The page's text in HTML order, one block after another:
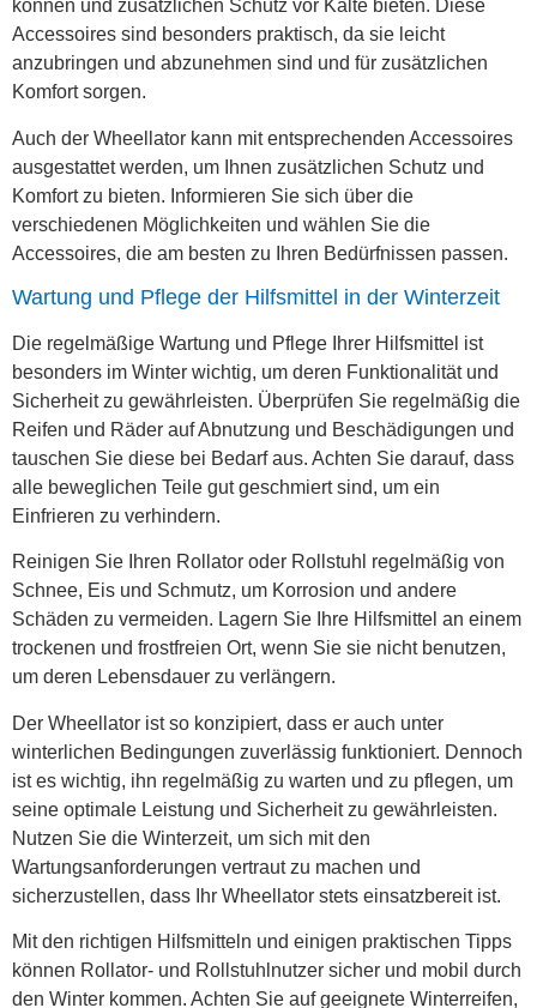
können und zusätzlichen Schutz vor Kälte bieten. Diese
Accessoires sind besonders praktisch, da sie leicht
anzubringen und abzunehmen sind und für zusätzlichen
Komfort sorgen.
Auch der Wheellator kann mit entsprechenden Accessoires
ausgestattet werden, um Ihnen zusätzlichen Schutz und
Komfort zu bieten. Informieren Sie sich über die
verschiedenen Möglichkeiten und wählen Sie die
Accessoires, die am besten zu Ihren Bedürfnissen passen.
Wartung und Pflege der Hilfsmittel in der Winterzeit
Die regelmäßige Wartung und Pflege Ihrer Hilfsmittel ist
besonders im Winter wichtig, um deren Funktionalität und
Sicherheit zu gewährleisten. Überprüfen Sie regelmäßig die
Reifen und Räder auf Abnutzung und Beschädigungen und
tauschen Sie diese bei Bedarf aus. Achten Sie darauf, dass
alle beweglichen Teile gut geschmiert sind, um ein
Einfrieren zu verhindern.
Reinigen Sie Ihren Rollator oder Rollstuhl regelmäßig von
Schnee, Eis und Schmutz, um Korrosion und andere
Schäden zu vermeiden. Lagern Sie Ihre Hilfsmittel an einem
trockenen und frostfreien Ort, wenn Sie sie nicht benutzen,
um deren Lebensdauer zu verlängern.
Der Wheellator ist so konzipiert, dass er auch unter
winterlichen Bedingungen zuverlässig funktioniert. Dennoch
ist es wichtig, ihn regelmäßig zu warten und zu pflegen, um
seine optimale Leistung und Sicherheit zu gewährleisten.
Nutzen Sie die Winterzeit, um sich mit den
Wartungsanforderungen vertraut zu machen und
sicherzustellen, dass Ihr Wheellator stets einsatzbereit ist.
Mit den richtigen Hilfsmitteln und einigen praktischen Tipps
können Rollator- und Rollstuhlnutzer sicher und mobil durch
den Winter kommen. Achten Sie auf geeignete Winterreifen,